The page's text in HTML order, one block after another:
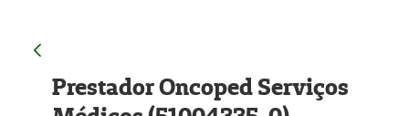
Prestador Oncoped Serviços